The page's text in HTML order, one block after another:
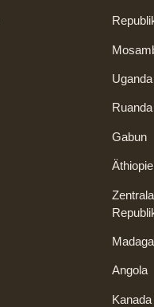
Uganda
Ruanda
Gabun
Angola
Kanada